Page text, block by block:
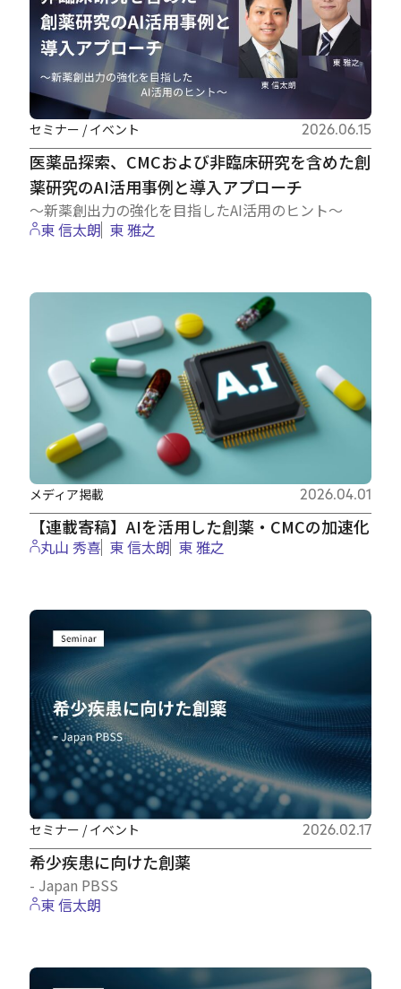
医薬品探索、CMCおよび非臨床研究を含めた創
薬研究のAI活用事例と導入アプローチ
～新薬創出力の強化を目指したAI活用のヒント～
セミナー / イベント 2026.06.15
東 信太朗 東 雅之
【連載寄稿】AIを活用した創薬・CMCの加速化
メディア掲載 2026.04.01
丸山 秀喜 東 信太朗 東 雅之
希少疾患に向けた創薬
- Japan PBSS
セミナー / イベント 2026.02.17
東 信太朗